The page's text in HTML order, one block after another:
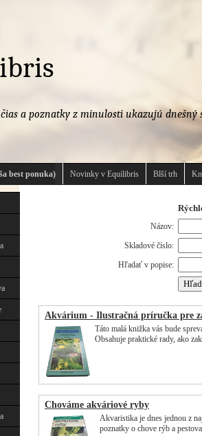
a poznatky z minulosti ukazujú dnešný
best ponuka) Novinky v Equilibris Blší trh
Názov:
Skladové číslo:
Hľadať v popise:
Akvárium - Ilustračná príručka pre
Táto malá knižka vás bude
Obsahuje praktické rady, ako
Chováme akváriové ryby
Akvaristika je dnes jednou z
poznatky o chove rýb a